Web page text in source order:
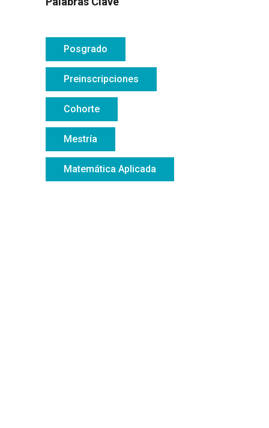
Posgrado
Preinscripciones
Cohorte
Mestría
Matemática Aplicada